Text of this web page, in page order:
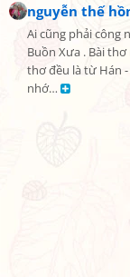
nguyễn thế
Ai cũng phải công
Buồn Xưa . Bài
thơ đều là từ Hán
nhớ…